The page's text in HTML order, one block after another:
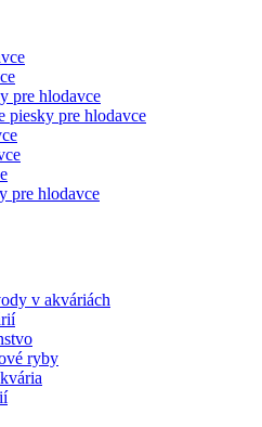
pre hlodavce
piesky pre hlodavce
pre hlodavce
v akváriách
ryby